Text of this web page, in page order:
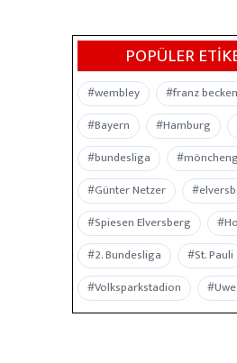
POPÜLER
#wembley
#franz
#Bayern
#Hamburg
#bundesliga
#Günter Netzer
#Spiesen Elversberg
#2. Bundesliga
#St. Pauli
#Volksparkstadion